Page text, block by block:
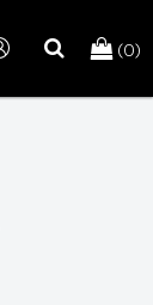
(0)
search